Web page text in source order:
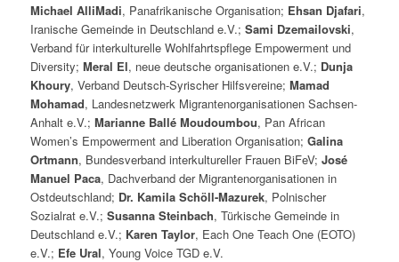
Michael AlliMadi, Panafrikanische Organisation; Ehsan Djafari,
Iranische Gemeinde in Deutschland e.V.; Sami Dzemailovski,
Verband für interkulturelle Wohlfahrtspflege Empowerment und
Diversity; Meral El, neue deutsche organisationen e.V.; Dunja
Khoury, Verband Deutsch-Syrischer Hilfsvereine; Mamad
Mohamad, Landesnetzwerk Migrantenorganisationen Sachsen-
Anhalt e.V.; Marianne Ballé Moudoumbou, Pan African
Women’s Empowerment and Liberation Organisation; Galina
Ortmann, Bundesverband interkultureller Frauen BiFeV; José
Manuel Paca, Dachverband der Migrantenorganisationen in
Ostdeutschland; Dr. Kamila Schöll-Mazurek, Polnischer
Sozialrat e.V.; Susanna Steinbach, Türkische Gemeinde in
Deutschland e.V.; Karen Taylor, Each One Teach One (EOTO)
e.V.; Efe Ural, Young Voice TGD e.V.